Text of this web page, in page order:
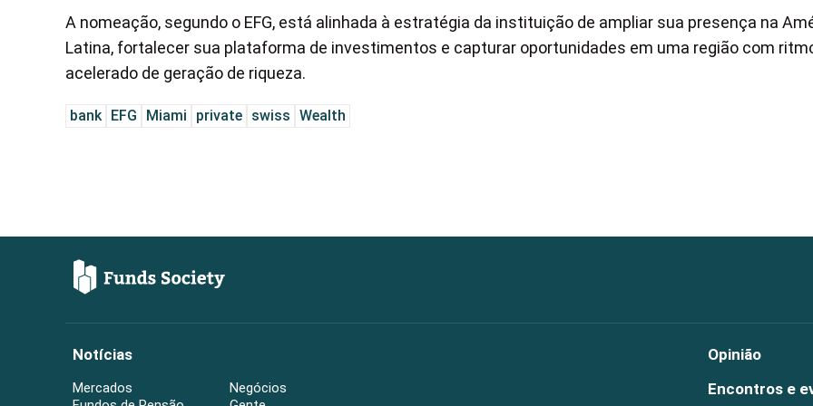
A nomeação, segundo o EFG, está alinhada à estratégia da instituição de ampliar sua presença na
Latina, fortalecer sua plataforma de investimentos e capturar oportunidades em uma região com
acelerado de geração de riqueza.
bank EFG Miami private swiss Wealth
Notícias
Mercados
Negócios
Opinião
Encontros e